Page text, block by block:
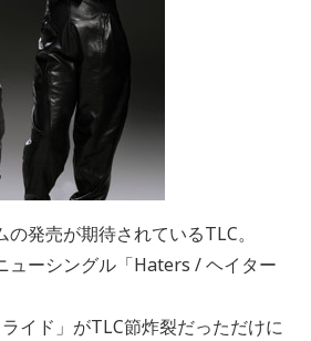
発売が期待されているTLC。
ューシングル「Haters / ヘイター
ライド」がTLC節炸裂だっただけに